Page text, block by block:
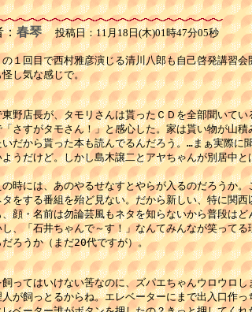
春琴 投稿日：11月18日(木)01時47分05秒
１回目で西村雅彦演じる清川八郎も自己啓発講習会
し気な感じで。
野店長が、タモリさんは貰ったＣＤを全部聞いてい
さすがタモさん！」と感心した。家は貰い物が山積
だから貰った本も読んでるんだろう。…まぁ実際に
うだけど。しかし島木譲二とアヤちゃんが別居中と
時には、あのやるせなすとやらが入るのだろうか。
をする番組を殆ど見ない。だから新しい、特に関西
顔・名前は勿論芸風もネタを知らないから普段はど
、「石井ちゃんで～す！」なんてみんなが笑ってる
ろうか（まだ20代ですが）。
ってはいけない筈なのに、ズパエちゃんウロウロし
が飼っとるからね。エレベーターにまで出入口作っ